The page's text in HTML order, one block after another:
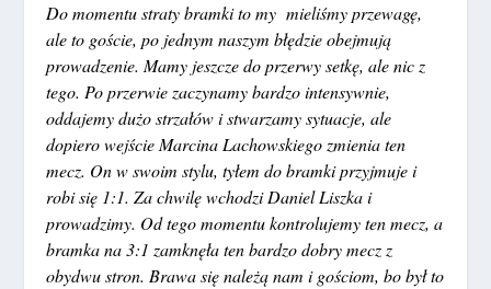
Do momentu straty bramki to my mieliśmy przewagę,
ale to goście, po jednym naszym błędzie obejmują
prowadzenie. Mamy jeszcze do przerwy setkę, ale nic z
tego. Po przerwie zaczynamy bardzo intensywnie,
oddajemy dużo strzałów i stwarzamy sytuacje, ale
dopiero wejście Marcina Lachowskiego zmienia ten
mecz. On w swoim stylu, tyłem do bramki przyjmuje i
robi się 1:1. Za chwilę wchodzi Daniel Liszka i
prowadzimy. Od tego momentu kontrolujemy ten mecz, a
bramka na 3:1 zamknęła ten bardzo dobry mecz z
obydwu stron. Brawa się należą nam i gościom, bo był to